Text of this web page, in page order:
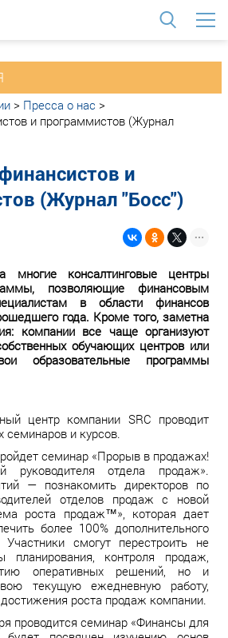
> Пресса о нас >
и программистов (Журнал
и
(Журнал "Босс")
многие консалтинговые центры
позволяющие финансовым
в области финансов
года. Кроме того, заметна
компании все чаще организуют
обучающих центров или
образовательные программы
центр компании SRC проводит
и курсов.
семинар «Прорыв в продажах!
руководителя отдела продаж».
— познакомить директоров по
отделов продаж с новой
роста продаж™», которая дает
более 100% дополнительного
смогут перестроить не
планирования, контроля продаж,
оперативных решений, но и
текущую ежедневную работу,
роста продаж компании.
проводится семинар «Финансы для